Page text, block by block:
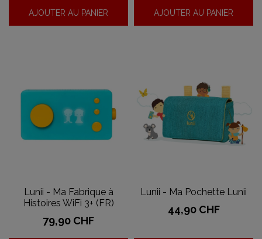
AJOUTER AU PANIER AJOUTER AU PANIER
Lunii - Ma Fabrique à
Histoires WiFi 3+ (FR)
Prix
79,90 CHF
Lunii - Ma Pochette Lunii
Prix
44,90 CHF